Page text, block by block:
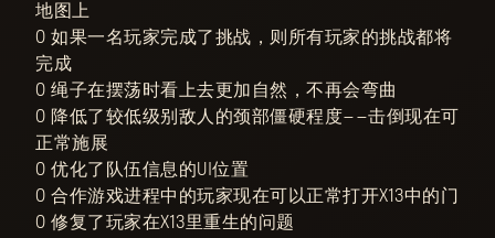
地图上
○ 如果一名玩家完成了挑战，则所有玩家的挑战都将
完成
○ 绳子在摆荡时看上去更加自然，不再会弯曲
○ 降低了较低级别敌人的颈部僵硬程度——击倒现在可
正常施展
○ 优化了队伍信息的UI位置
○ 合作游戏进程中的玩家现在可以正常打开X13中的门
○ 修复了玩家在X13里重生的问题